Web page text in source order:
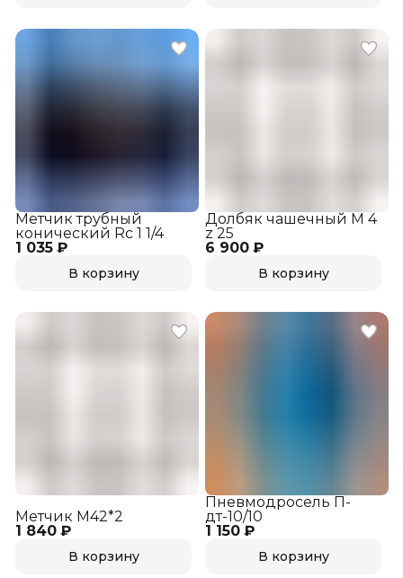
1 035 ₽
Метчик трубный
конический Rc 1 1/4
В корзину
6 900 ₽
Долбяк чашечный М 4
z 25
В корзину
1 840 ₽
Метчик М42*2
В корзину
1 150 ₽
Пневмодросель П-
дт-10/10
В корзину